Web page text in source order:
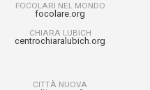
FOCOLARI NEL MONDO
focolare.org
CHIARA LUBICH
centrochiaralubich.org
CITTÀ NUOVA